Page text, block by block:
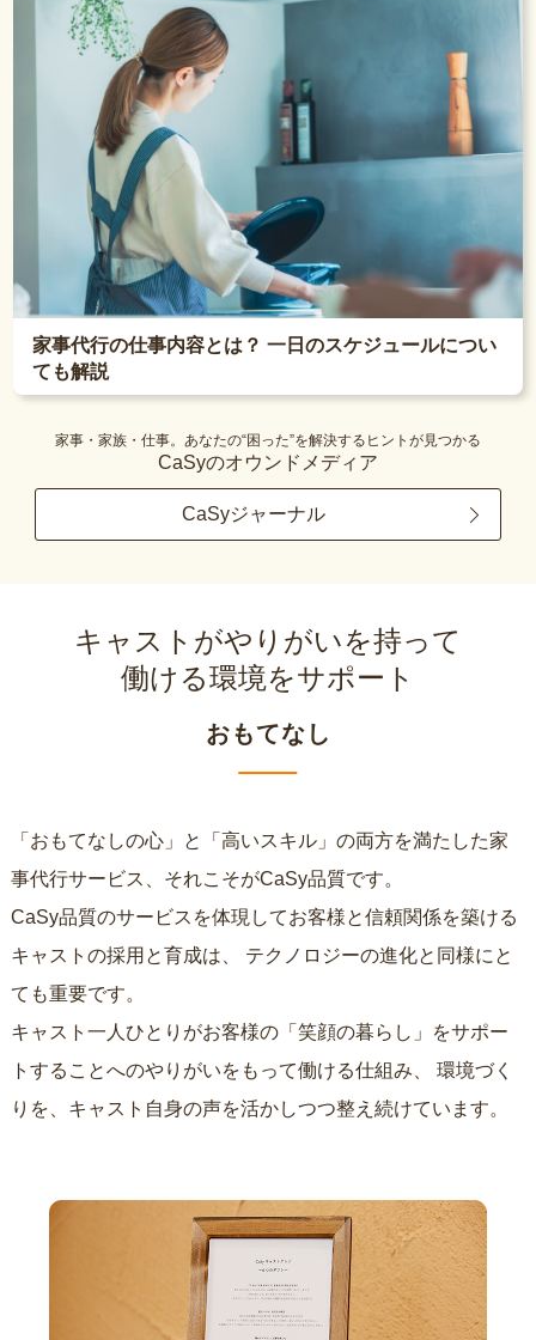
家事代行の仕事内容とは？ 一日のスケジュールについ
ても解説
家事・家族・仕事。あなたの“困った”を解決するヒントが見つかる
CaSyのオウンドメディア
CaSyジャーナル
キャストがやりがいを持って
働ける環境をサポート
おもてなし
「おもてなしの心」と「高いスキル」の両方を満たした家
事代行サービス、それこそがCaSy品質です。
CaSy品質のサービスを体現してお客様と信頼関係を築ける
キャストの採用と育成は、
ても重要です。
キャスト一人ひとりがお客様の「笑顔の暮らし」をサポー
トすることへのやりがいをもって働ける仕組み、
りを、キャスト自身の声を活かしつつ整え続けています。